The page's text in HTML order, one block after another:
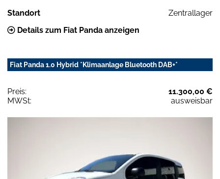
Standort
Zentrallager
Details zum Fiat Panda anzeigen
Fiat Panda 1.0 Hybrid *Klimaanlage Bluetooth DAB+*
Preis:
11.300,00 €
MWSt:
ausweisbar